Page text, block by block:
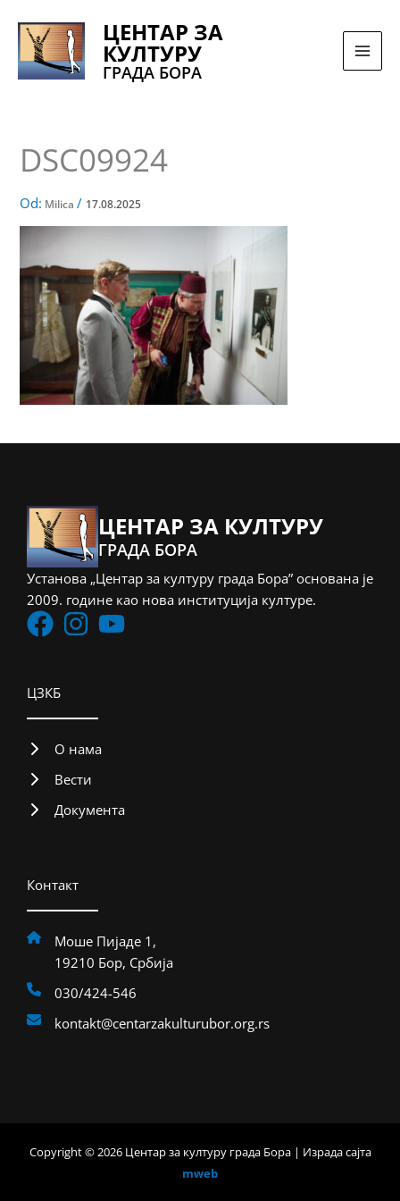
sadržaj
ЦЕНТАР ЗА
КУЛТУРУ
ГРАДА БОРА
DSC09924
Od: Milica/ 17.08.2025
ЦЕНТАР ЗА КУЛТУРУ
ГРАДА БОРА
Установа „Центар за културу града Бора” основана је
2009. године као нова институција културе.
ЦЗКБ
О нама
Вести
Документа
Контакт
Моше Пијаде 1,
19210 Бор, Србија
030/424-546
kontakt@centarzakulturubor.org.rs
Copyright © 2026 Центар за културу града Бора | Израда сајта
mweb